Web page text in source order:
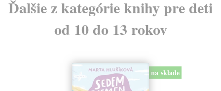
Ďalšie z kategórie knihy pre deti
od 10 do 13 rokov
na sklade